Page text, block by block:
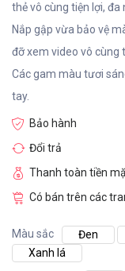
thẻ vô cùng tiện lợi, đa
Nắp gập vừa bảo vệ
đỡ xem video vô cùng
Các gam màu tươi
tay.
Bảo hành
Đổi trả
Thanh toàn tiền
Có bán trên các
Màu sắc Đen
Xanh lá